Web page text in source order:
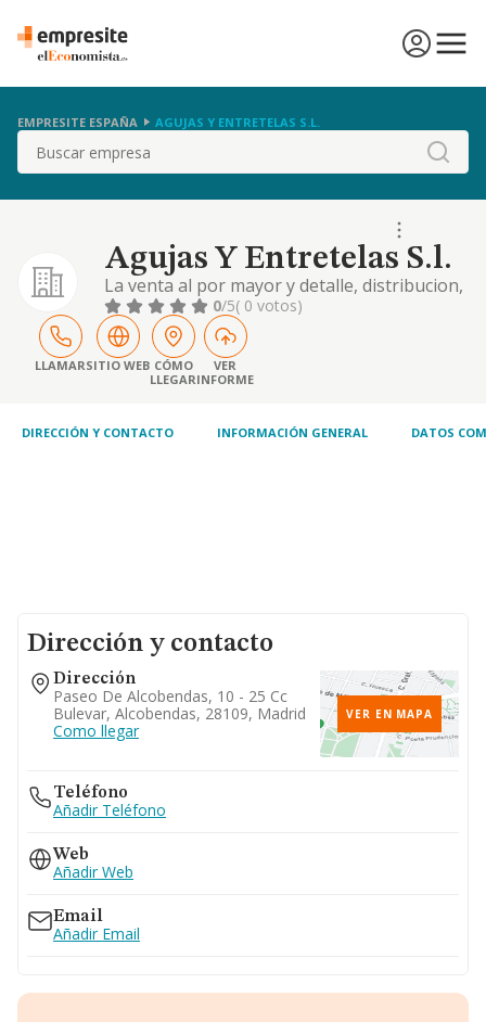
EMPRESITE ESPAÑA AGUJAS Y ENTRETELAS S.L.
Buscar
Agujas Y Entretelas S.l.
La venta al por mayor y detalle, distribucion,
importacion, exportacion y representacion
de toda clase de articulos de perfumeria.
0/5( 0 votos)
LLAMARSITIO WEB CÓMO
LLEGAR
VER
INFORME
DIRECCIÓN Y CONTACTO INFORMACIÓN GENERAL DATOS
Dirección y contacto
Dirección
Paseo De Alcobendas, 10 - 25 Cc
Bulevar, Alcobendas, 28109, Madrid
Como llegar
VER EN MAPA
Teléfono
Añadir Teléfono
Web
Añadir Web
Email
Añadir Email